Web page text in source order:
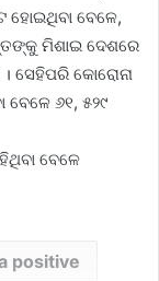
ହୋଇଥିବା ବେଳେ,
ମିଶାଇ ଦେଶରେ
ସେହିପରି କୋରୋନା
୬୧, ୫୨୯
ବେଳେ
positive